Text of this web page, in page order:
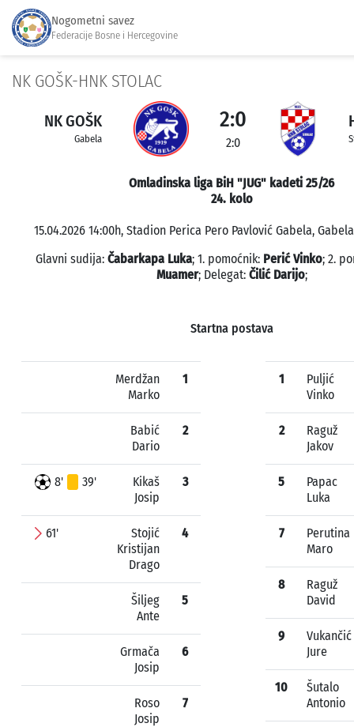
Nogometni savez
Federacije Bosne i Hercegovine
NK GOŠK-HNK STOLAC
NK GOŠK
Gabela
2:0
2:0
Omladinska liga BiH "JUG" kadeti 25/26
24. kolo
15.04.2026 14:00h, Stadion Perica Pero Pavlović Gabela,
Glavni sudija: Čabarkapa Luka; 1. pomoćnik: Perić Vinko; 2.
Muamer; Delegat: Čilić Darijo;
Startna postava
Merdžan
Marko
1
Babić
Dario
2
8' 39'
Kikaš
Josip
3
61'
Stojić
Kristijan
Drago
4
Šiljeg
Ante
5
Grmača
Josip
6
Roso
Josip
7
1
Puljić
Vinko
2
Raguž
Jakov
5
Papac
Luka
7
Perutina
Maro
8
Raguž
David
9
Vukančić
Jure
10
Šutalo
Antonio